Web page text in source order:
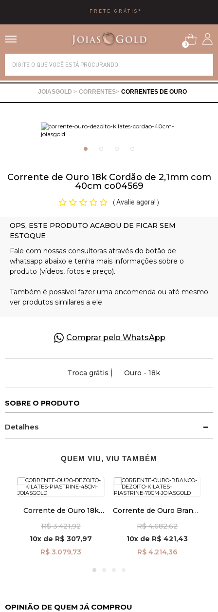
FRETE GRÁTIS*
0
CORRENTES CORRENTES DE OURO
Corrente de Ouro 18k Cordão de 2,1mm com
40cm co04569
( Avalie agora! )
Comprar pelo WhatsApp
Troca grátis Ouro - 18k
SOBRE O PRODUTO
Detalhes
QUEM VIU, VIU TAMBÉM
Corrente de Ouro 18k
45cm CO03635
R$ 3.421,92
10x de R$ 307,97
R$ 3.079,73
Corrente de Ouro Branco
70cm co04262
R$ 4.682,62
10x de R$ 421,43
R$ 4.214,36
OPINIÃO DE QUEM JÁ COMPROU
Alianças
Brincos
Piercing
Pedras Preciosas
Presente